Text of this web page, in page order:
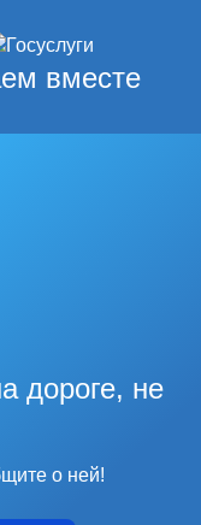
вместе
дороге, не
о ней!